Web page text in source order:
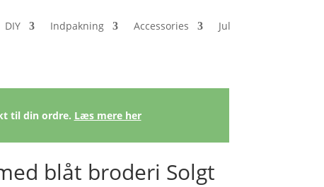
DIY Indpakning Accessories Jul
til din ordre. Læs mere her
blåt broderi Solgt